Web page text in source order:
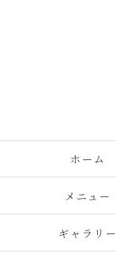
ホーム
メニュー
ギャラリー